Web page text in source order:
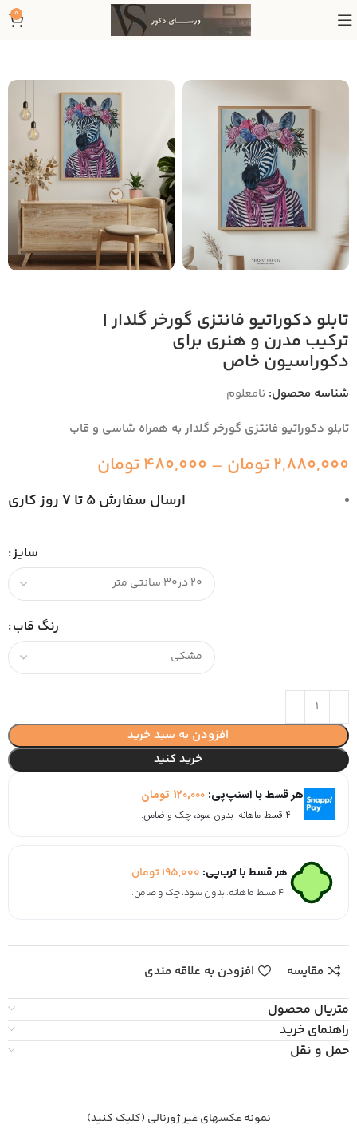
0
تابلو دکوراتیو فانتزی گورخر گلدار |
ترکیب مدرن و هنری برای
دکوراسیون خاص
شناسه محصول: نامعلوم
تابلو دکوراتیو فانتزی گورخر گلدار به همراه شاسی و قاب
2,880,000تومان –
480,000تومان
ارسال سفارش 5 تا 7 روز کاری
سایز
رنگ قاب
افزودن به سبد خرید
خرید کنید
هر قسط با اسنپ‌پی:120,000 تومان
۴ قسط ماهانه. بدون سود، چک و ضامن.
هر قسط با ترب‌پی: 195,000تومان
۴ قسط ماهانه. بدون سود، چک و ضامن.
مقایسه افزودن به علاقه مندی
متریال محصول
راهنمای خرید
حمل و نقل
نمونه عکسهای غیر ژورنالی (کلیک کنید)